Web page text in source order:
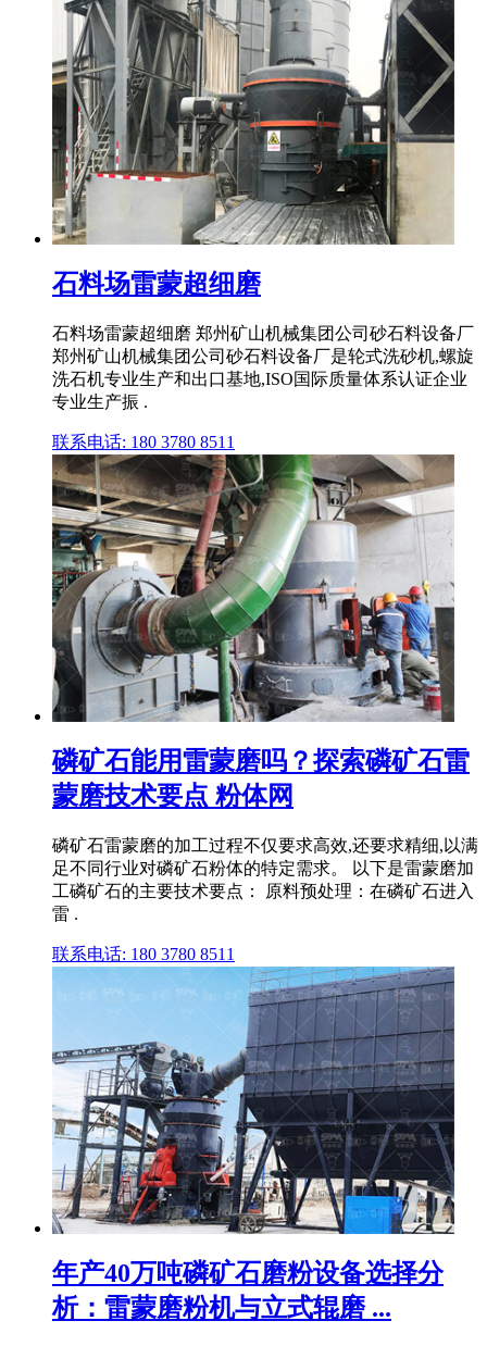
石料场雷蒙超细磨
石料场雷蒙超细磨 郑州矿山机械集团公司砂石料设备厂
郑州矿山机械集团公司砂石料设备厂是轮式洗砂机,螺旋
洗石机专业生产和出口基地,ISO国际质量体系认证企业
专业生产振 .
联系电话: 180 3780 8511
磷矿石能用雷蒙磨吗？探索磷矿石雷
蒙磨技术要点 粉体网
磷矿石雷蒙磨的加工过程不仅要求高效,还要求精细,以满
足不同行业对磷矿石粉体的特定需求。 以下是雷蒙磨加
工磷矿石的主要技术要点： 原料预处理：在磷矿石进入
雷 .
联系电话: 180 3780 8511
年产40万吨磷矿石磨粉设备选择分
析：雷蒙磨粉机与立式辊磨 ...